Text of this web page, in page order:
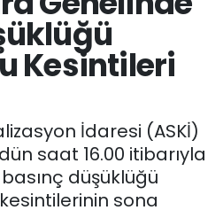
Kesintileri
İdaresi (ASKİ)
saat 16.00 itibarıyla
düşüklüğü
sona